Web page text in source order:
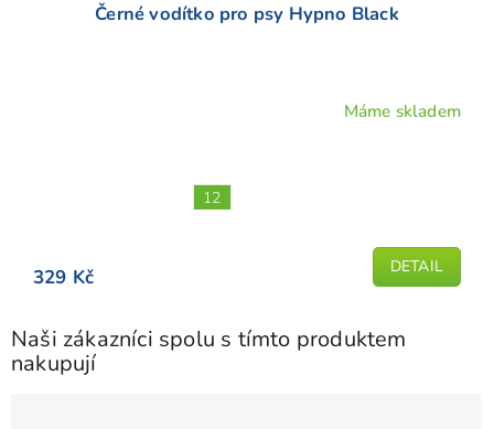
Černé vodítko pro psy Hypno Black
5
Máme skladem
329 Kč DETAIL
12
Naši zákazníci spolu s tímto produktem
nakupují